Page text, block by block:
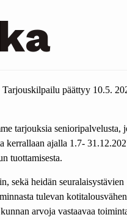
päättyy 10.5.
tarjouksia senioripalvelusta,
kerrallaan ajalla 1.7-
tuottamisesta.
sekä heidän seuralaisystävien
tulevan
arvoja vastaavaa